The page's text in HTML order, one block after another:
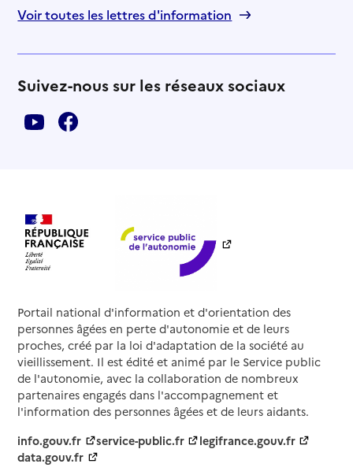
Voir toutes les lettres d'information
Suivez-nous sur les réseaux sociaux
Portail national d'information et d'orientation des
personnes âgées en perte d'autonomie et de leurs
proches, créé par la loi d'adaptation de la société au
vieillissement. Il est édité et animé par le Service public
de l'autonomie, avec la collaboration de nombreux
partenaires engagés dans l'accompagnement et
l'information des personnes âgées et de leurs aidants.
info.gouv.fr
service-public.fr
legifrance.gouv.fr
data.gouv.fr